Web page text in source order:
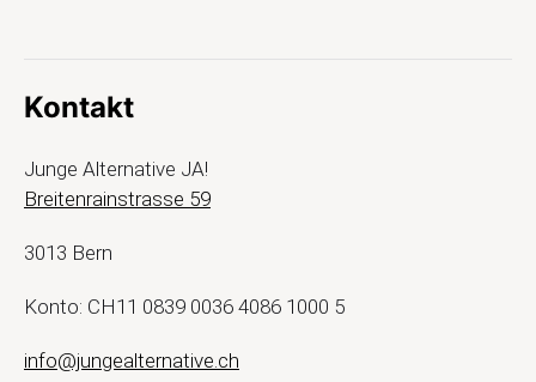
Kontakt
Junge Alternative JA!
Breitenrainstrasse 59
3013 Bern
Konto: CH11 0839 0036 4086 1000 5
info@jungealternative.ch